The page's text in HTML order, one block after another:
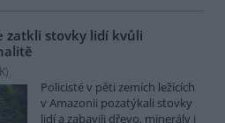
zatkli stovky lidí kvůli
)
Policisté v pěti zemích ležících
v Amazonii pozatýkali stovky
lidí a zabavili dřevo, minerály i